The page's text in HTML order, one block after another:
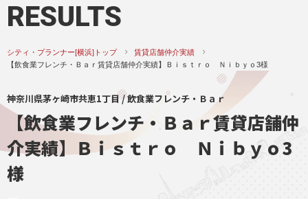
RESULTS
シティ・プランナー[横浜]トップ
賃貸店舗仲介実績
【飲食業フレンチ・Ｂａｒ賃貸店舗仲介実績】Ｂｉｓｔｒｏ Ｎｉｂｙｏ3様
神奈川県茅ヶ崎市共恵1丁目 / 飲食業フレンチ・Ｂａｒ
【飲食業フレンチ・Ｂａｒ賃貸店舗仲
介実績】Ｂｉｓｔｒｏ Ｎｉｂｙｏ3
様